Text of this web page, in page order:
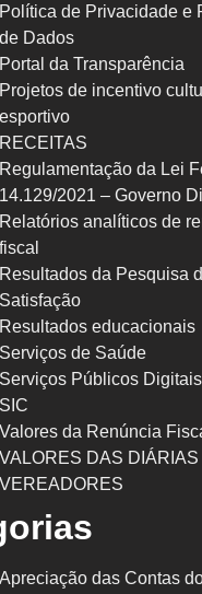
Política de Privacidade e
de Dados
Portal da Transparência
Projetos de incentivo
esportivo
RECEITAS
Regulamentação da Lei
14.129/2021 – Governo
Relatórios analíticos de
fiscal
Resultados da Pesquisa
Satisfação
Resultados educacionais
Serviços de Saúde
Serviços Públicos Digitais
SIC
Valores da Renúncia
VALORES DAS DIÁRIAS
VEREADORES
Apreciação das Contas